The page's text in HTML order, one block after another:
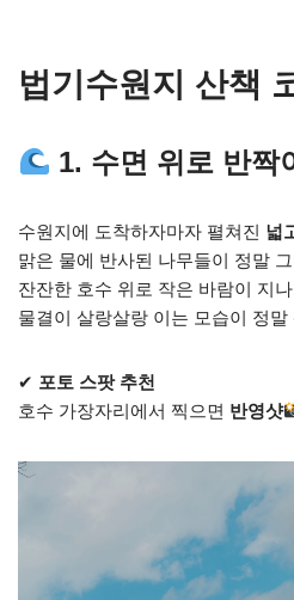
법기수원지 산책
1. 수면 위로 반짝
수원지에 도착하자마자 펼쳐진 넓
맑은 물에 반사된 나무들이 정말
잔잔한 호수 위로 작은 바람이 지
물결이 살랑살랑 이는 모습이 정
✔ 포토 스팟 추천
호수 가장자리에서 찍으면 반영샷